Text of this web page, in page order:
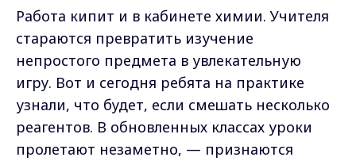
Работа кипит и в кабинете химии. Учителя
стараются превратить изучение
непростого предмета в увлекательную
игру. Вот и сегодня ребята на практике
узнали, что будет, если смешать несколько
реагентов. В обновленных классах уроки
пролетают незаметно, — признаются